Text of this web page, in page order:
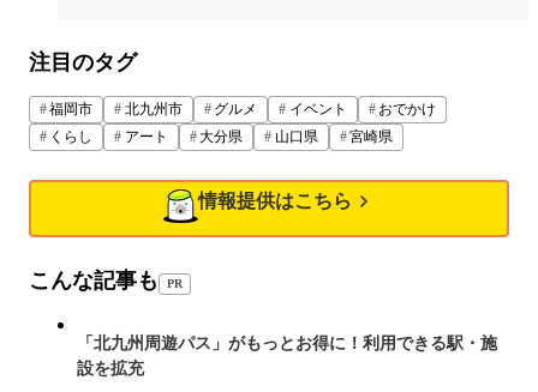
注目のタグ
福岡市 北九州市 グルメ イベント
おでかけ
くらし
アート 大分県 山口県 宮崎県
情報提供はこちら
こんな記事も PR
「北九州周遊パス」がもっとお得に！利用できる駅・施
設を拡充